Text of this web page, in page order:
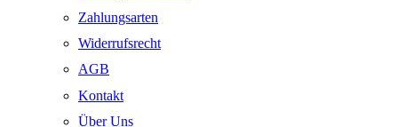
Zahlungsarten
Widerrufsrecht
AGB
Kontakt
Über Uns